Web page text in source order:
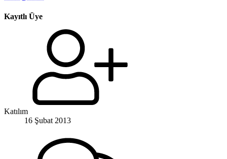
Kayıtlı Üye
Katılım
16 Şubat 2013